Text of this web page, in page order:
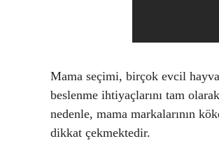
Mama seçimi, birçok evcil
beslenme ihtiyaçlarını tam
nedenle, mama markalarının
dikkat çekmektedir.